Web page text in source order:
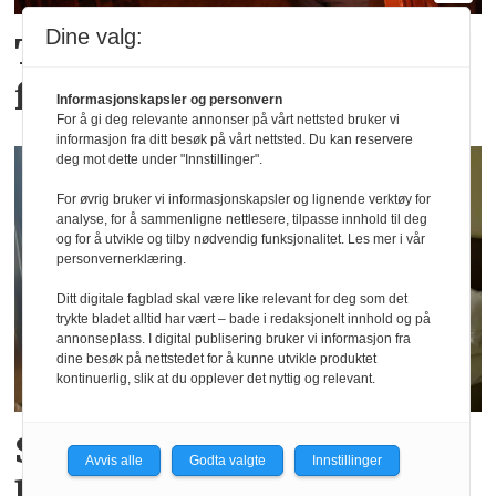
Tror de «brune» pubene
får en ny renessanse
SSB: Ny juni-rekord for
Dine valg:
Informasjonskapsler og personvern
For å gi deg relevante annonser på vårt nettsted bruker vi
informasjon fra ditt besøk på vårt nettsted. Du kan reservere
deg mot dette under "Innstillinger".
For øvrig bruker vi informasjonskapsler og lignende verktøy for
analyse, for å sammenligne nettlesere, tilpasse innhold til deg
og for å utvikle og tilby nødvendig funksjonalitet. Les mer i vår
personvernerklæring.
Ditt digitale fagblad skal være like relevant for deg som det
trykte bladet alltid har vært – bade i redaksjonelt innhold og på
annonseplass. I digital publisering bruker vi informasjon fra
dine besøk på nettstedet for å kunne utvikle produktet
kontinuerlig, slik at du opplever det nyttig og relevant.
Avvis alle Godta valgte Innstillinger